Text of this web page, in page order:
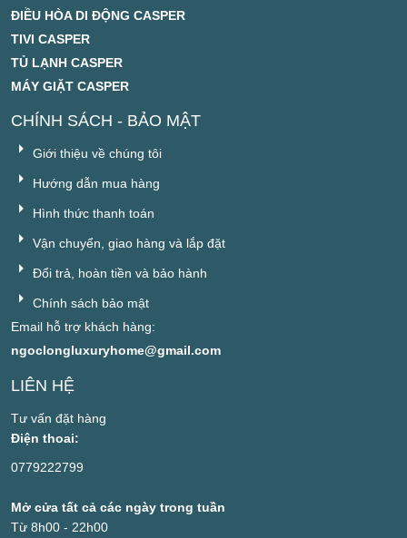
ĐIỀU HÒA DI ĐỘNG CASPER
TIVI CASPER
TỦ LẠNH CASPER
MÁY GIẶT CASPER
CHÍNH SÁCH - BẢO MẬT
Giới thiệu về chúng tôi
Hướng dẫn mua hàng
Hình thức thanh toán
Vận chuyển, giao hàng và lắp đặt
Đổi trả, hoàn tiền và bảo hành
Chính sách bảo mật
Email hỗ trợ khách hàng:
ngoclongluxuryhome@gmail.com
LIÊN HỆ
Tư vấn đặt hàng
Điện thoai:
0779222799
Mở cửa tất cả các ngày trong tuần
Từ 8h00 - 22h00